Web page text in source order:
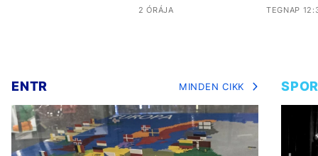
2 ÓRÁJA TEGNAP
ENTR MINDEN CIKK